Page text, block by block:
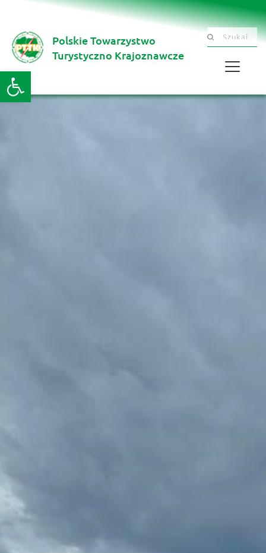
Otwórz pasek narzędzi
Polskie Towarzystwo
Turystyczno Krajoznawcze
Szukaj .......